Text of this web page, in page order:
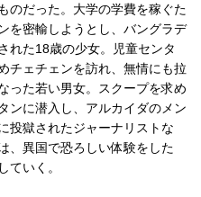
のだった。大学の学費を稼ぐた
を密輸しようとし、バングラデ
れた18歳の少女。児童センタ
チェチェンを訪れ、無情にも拉
った若い男女。スクープを求め
ンに潜入し、アルカイダのメン
投獄されたジャーナリストな
、異国で恐ろしい体験をした
ていく。